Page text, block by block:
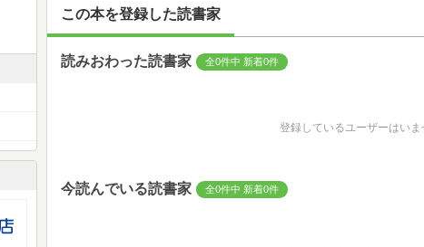
この本を登録した読書家
読みおわった読書家 全0件中 新着0件
登録しているユーザーはいま
今読んでいる読書家 全0件中 新着0件